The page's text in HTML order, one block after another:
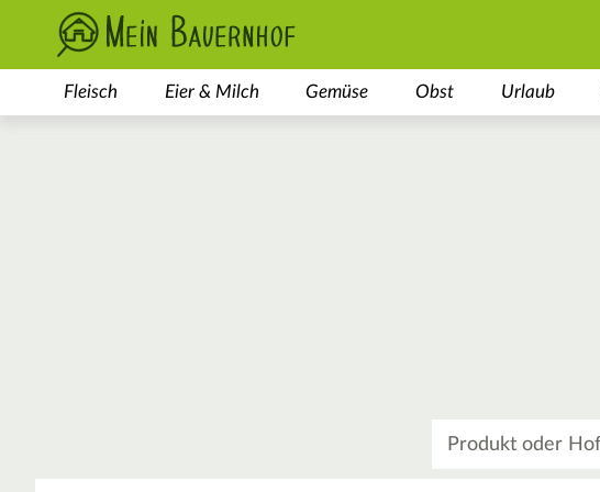
Fleisch Eier & Milch Gemüse Obst Urlaub